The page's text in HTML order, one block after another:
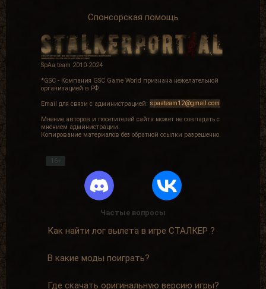
Спонсорская помощь
SpAa team 2010-2024
*GSC - Компания GSC Game World признана нежелательной
организацией в РФ.
Email для связи с администрацией: spaateam12@gmail.com
Мнение авторов и посетителей сайта может не совпадать с
мнением администрации.
Копирование материалов без обратной ссылки разрешенно.
16+
Частые вопросы
Как найти лог вылета в игре СТАЛКЕР ?
В какие моды поиграть?
Где скачать оригинальную версию игры?